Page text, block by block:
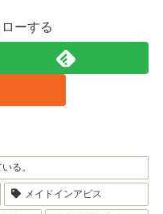
ーする
る。
メイドインアビス